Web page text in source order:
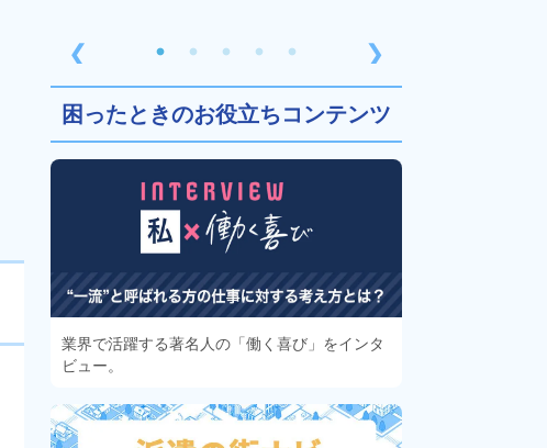
❮ ❯
困ったときのお役立ちコンテンツ
業界で活躍する著名人の「働く喜び」をインタ
ビュー。